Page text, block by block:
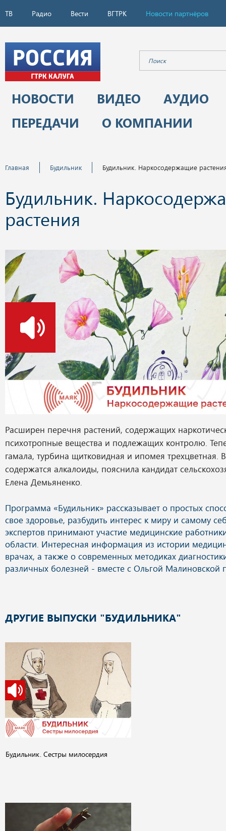
ТВ Радио Вести ВГТРК Новости партнёров
НОВОСТИ ВИДЕО
АУДИО
ПЕРЕДАЧИ
О КОМПАНИИ
Главная Будильник Будильник. Наркосодержащие
Будильник.
растения
Расширен перечня растений, содержащих
психотропные вещества и подлежащих контролю.
гамала, турбина щитковидная и ипомея трехцветная.
содержатся алкалоиды, пояснила кандидат
Елена Демьяненко.
ДРУГИЕ ВЫПУСКИ "БУДИЛЬНИКА"
Будильник. Сестры милосердия